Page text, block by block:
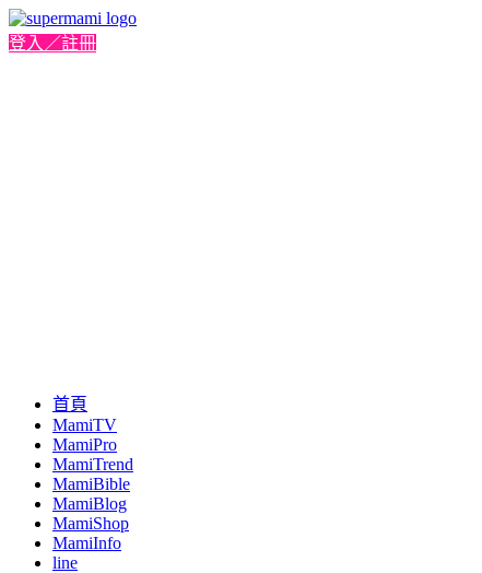
登入／註冊
首頁
MamiTV
MamiPro
MamiTrend
MamiBible
MamiBlog
MamiShop
MamiInfo
line